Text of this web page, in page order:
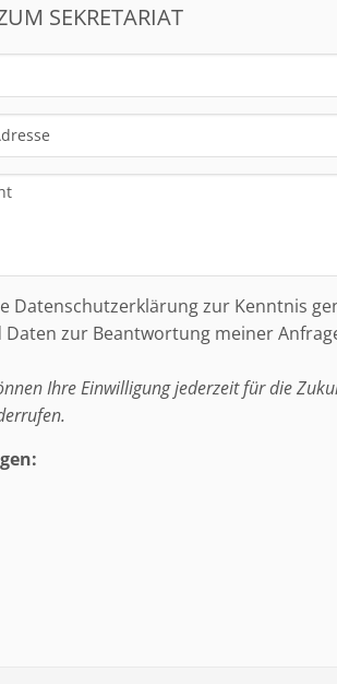
SEKRETARIAT
Datenschutzerklärung zur Kenntnis
Daten zur Beantwortung meiner
Ihre Einwilligung jederzeit für die